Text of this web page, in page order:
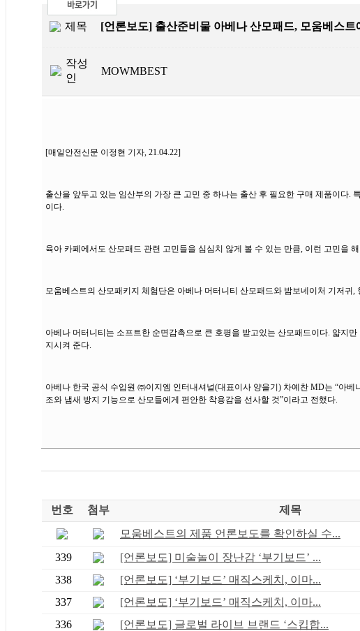
제목 [언론보도] 출산준비물 아베나 산모패드, 모움베스트
작성
인
MOWMBEST
[매일안전신문 이정현 기자, 21.04.22]
출산을 앞두고 있는 임산부의 가장 큰 고민 중 하나는 출산 후 필요한 구매 제품이다.
이다.
육아 카페에서도 산모패드 관련 고민들을 심심치 않게 볼 수 있는 만큼, 이런 고민을
모움베스트의 산모패키지 체험단은 아베나 머터니티 산모패드와 밤보네이처 기저
아베나 머터니티는 소프트한 순면감촉으로 큰 호평을 받고있는 산모패드이다. 얇지
지시켜 준다.
아베나 한국 공식 수입원 ㈜이지엠 인터내셔널(대표이사 양을기) 차예찬 MD는 “아
조와 냄새 방지 기능으로 산모들에게 편안한 착용감을 선사할 것”이라고 전했다.
번호 첨부 제목
모움베스트의 제품 언론보도를 확인하실 수...
339
[언론보도] 미술놀이 장난감 ‘부기보드’ ...
338
[언론보도] ‘부기보드’ 매직스케치, 이마...
337
[언론보도] ‘부기보드’ 매직스케치, 이마...
336
[언론보도] 글로벌 라이브 브랜드 ‘스킵합...